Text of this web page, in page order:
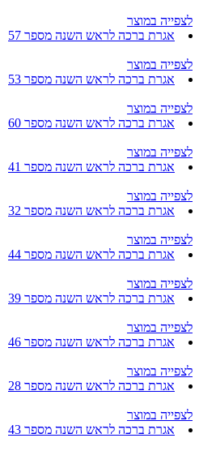
לצפייה במוצר
אגרת ברכה לראש השנה מספר 57
לצפייה במוצר
אגרת ברכה לראש השנה מספר 53
לצפייה במוצר
אגרת ברכה לראש השנה מספר 60
לצפייה במוצר
אגרת ברכה לראש השנה מספר 41
לצפייה במוצר
אגרת ברכה לראש השנה מספר 32
לצפייה במוצר
אגרת ברכה לראש השנה מספר 44
לצפייה במוצר
אגרת ברכה לראש השנה מספר 39
לצפייה במוצר
אגרת ברכה לראש השנה מספר 46
לצפייה במוצר
אגרת ברכה לראש השנה מספר 28
לצפייה במוצר
אגרת ברכה לראש השנה מספר 43